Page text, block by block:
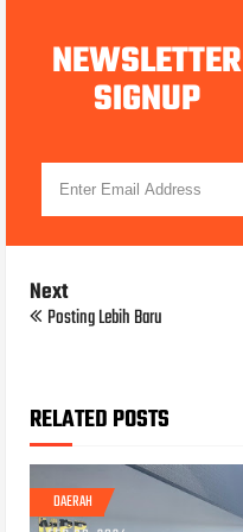
NEWSLETTER
SIGNUP
Next
Posting Lebih Baru
RELATED POSTS
DAERAH